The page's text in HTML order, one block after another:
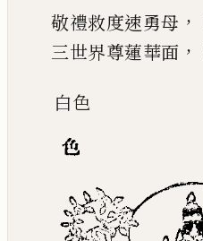
敬禮救度速勇母 ，
三世界尊蓮華面 ，
白色